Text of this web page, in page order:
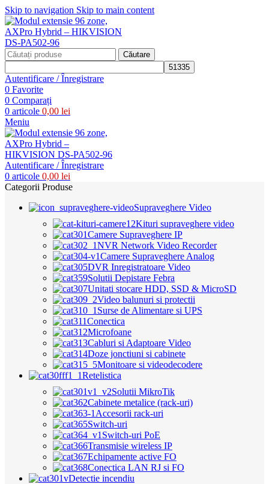
Skip to navigation Skip to main content
Căutare
Autentificare / Înregistrare
0 Favorite
0 Comparați
0 articole 0,00 lei
Meniu
Autentificare / Înregistrare
0 articole 0,00 lei
Categorii Produse
Supraveghere Video
Kituri supraveghere video
Camere Supraveghere IP
NVR Network Video Recorder
Camere Supraveghere Analog
DVR Inregistratoare Video
Solutii Depistare Febra
Unitati stocare HDD, SSD & MicroSD
Video balunuri si protectii
Surse de Alimentare si UPS
Conectica
Microfoane
Cabluri si Adaptoare Video
Doze jonctiuni si cabinete
Monitoare si videodecodere
Retelistica
Solutii MikroTik
Cabinete metalice (rack-uri)
Accesorii rack-uri
Switch-uri
Switch-uri PoE
Transmisie wireless IP
Echipamente active FO
Conectica LAN RJ si FO
Detectie incendiu